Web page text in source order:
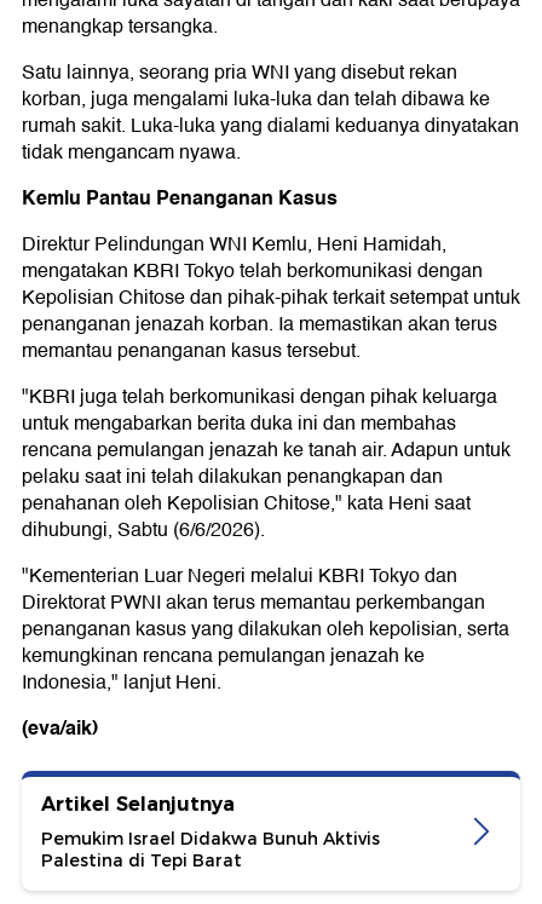
menangkap tersangka.
Satu lainnya, seorang pria WNI yang disebut rekan
korban, juga mengalami luka-luka dan telah dibawa ke
rumah sakit. Luka-luka yang dialami keduanya dinyatakan
tidak mengancam nyawa.
Kemlu Pantau Penanganan Kasus
Direktur Pelindungan WNI Kemlu, Heni Hamidah,
mengatakan KBRI Tokyo telah berkomunikasi dengan
Kepolisian Chitose dan pihak-pihak terkait setempat untuk
penanganan jenazah korban. Ia memastikan akan terus
memantau penanganan kasus tersebut.
"KBRI juga telah berkomunikasi dengan pihak keluarga
untuk mengabarkan berita duka ini dan membahas
rencana pemulangan jenazah ke tanah air. Adapun untuk
pelaku saat ini telah dilakukan penangkapan dan
penahanan oleh Kepolisian Chitose," kata Heni saat
dihubungi, Sabtu (6/6/2026).
"Kementerian Luar Negeri melalui KBRI Tokyo dan
Direktorat PWNI akan terus memantau perkembangan
penanganan kasus yang dilakukan oleh kepolisian, serta
kemungkinan rencana pemulangan jenazah ke
Indonesia," lanjut Heni.
(eva/aik)
Artikel Selanjutnya
Pemukim Israel Didakwa Bunuh Aktivis
Palestina di Tepi Barat